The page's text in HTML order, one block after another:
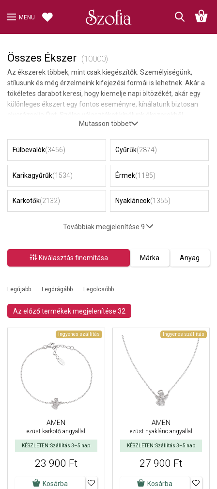
MENU 0
Összes Ékszer (10000)
Az ékszerek többek, mint csak kiegészítők. Személyiségünk,
stílusunk és még érzelmeink kifejezési formái is lehetnek. Akár a
tökéletes darabot keresi, hogy kiemelje napi öltözékét, akár egy
különleges ékszert egy fontos eseményre, kínálatunk biztosan
elvarázsolja Önt. Széles választékot kínálunk ékszerekből,
beleértve a gyűrűket, fülbevalókat, nyakláncokat, karkötőket és
odafigyeléssel készítettük, hogy hosszantartó eleganciát és stílust
magabiztosságot adnak Önnek. Széles ékszerkollekciónkban
biztosan megtalálja azt a tökéletes darabot, amely minden
pillanatban kiegészíti Önt
Mutasson többet
Fülbevalók(3456) Gyűrűk(2874)
Karikagyűrűk(1534) Érmek(1185)
Karkötők(2132) Nyakláncok(1355)
Továbbiak megjelenítése 9
Kiválasztás finomítása Márka Anyag
Legújabb Legdrágább Legolcsóbb
Az előző termékek megjelenítése 32
Ingyenes szállítás
AMEN
ezüst karkötő angyallal
KÉSZLETEN: Szállítás 3–5 nap
23 900 Ft
Kosárba
Ingyenes szállítás
AMEN
ezüst nyaklánc angyallal
KÉSZLETEN: Szállítás 3–5 nap
27 900 Ft
Kosárba